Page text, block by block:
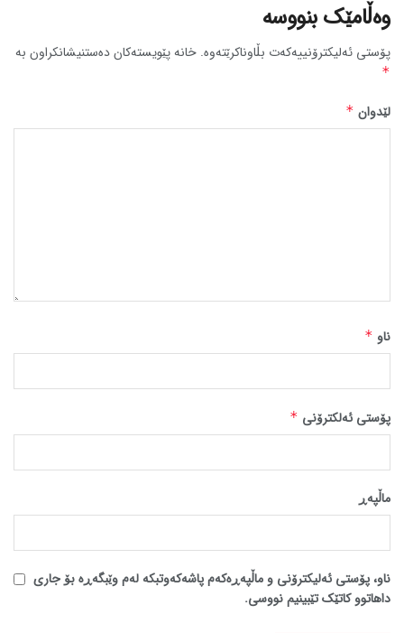
وەڵامێک بنووسە
پۆستی ئەلیکترۆنییەکەت بڵاوناکرێتەوە. خانە پێویستەکان دەستنیشانکراون بە
*
لێدوان *
ناو *
پۆستی ئەلکترۆنی *
ماڵپه‌ڕ
ناو، پۆستی ئەلیکترۆنی و ماڵپەڕەکەم پاشەکەوتبکە لەم وێبگەڕە بۆ جاری
داهاتوو کاتێک تێبینیم نووسی.